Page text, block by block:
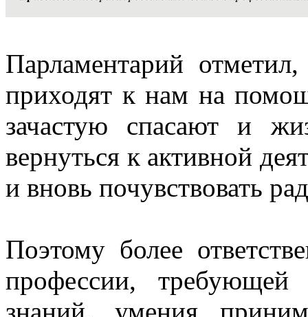
Парламентарий
приходят к нам на
зачастую спасают и
вернуться к активной
и вновь почувствовать
Поэтому более
профессии, требующей
знаний, умения